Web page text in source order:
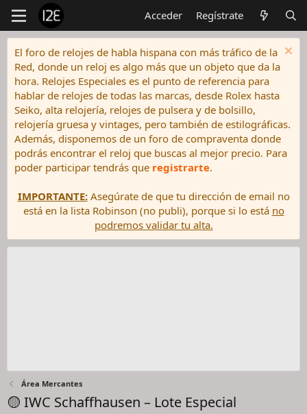
Acceder Regístrate
El foro de relojes de habla hispana con más tráfico de la
Red, donde un reloj es algo más que un objeto que da la
hora. Relojes Especiales es el punto de referencia para
hablar de relojes de todas las marcas, desde Rolex hasta
Seiko, alta relojería, relojes de pulsera y de bolsillo,
relojería gruesa y vintages, pero también de estilográficas.
Además, disponemos de un foro de compraventa donde
podrás encontrar el reloj que buscas al mejor precio. Para
poder participar tendrás que registrarte.
IMPORTANTE:Asegúrate de que tu dirección de email no
está en la lista Robinson (no publi), porque si lo está no
podremos validar tu alta.
Área Mercantes
🟡 IWC Schaffhausen – Lote Especial